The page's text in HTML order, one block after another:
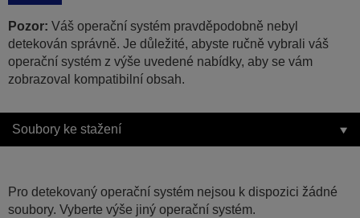
Pozor: Váš operační systém pravděpodobně nebyl
detekován správně. Je důležité, abyste ručně vybrali váš
operační systém z výše uvedené nabídky, aby se vám
zobrazoval kompatibilní obsah.
Soubory ke stažení
Pro detekovaný operační systém nejsou k dispozici žádné
soubory. Vyberte výše jiný operační systém.